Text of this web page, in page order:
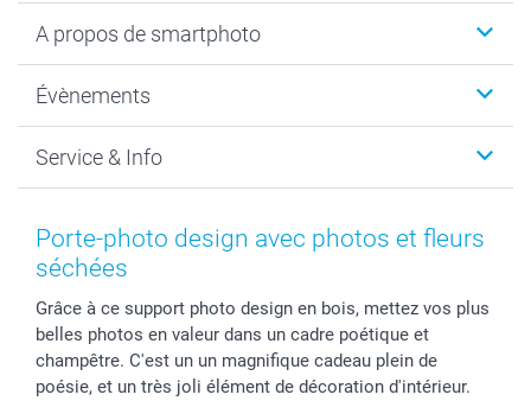
Cadeaux photo
MyNameBook
Développement photo & Tirage photo
Cadres photo & accessoires déco
Calendrier photos & Agendas photo
Chèque Cadeau
A propos de smartphoto
Durabilité
Gestion des cookies
Mentions Légales
Presse
Investor Relations
B2B smartbusiness
Droit de rétractation
Évènements
Nouvel An
Fête des Mères
Fête des Pères
Mariage
Fête d'anniversaire
Collection naissance
Service & Info
Tarifs et frais de livraison
Livraison
Modes de Paiement
Identifiez-vous
Plan du site
Porte-photo design avec photos et fleurs
séchées
Grâce à ce support photo design en bois, mettez vos plus
belles photos en valeur dans un cadre poétique et
champêtre. C'est un un magnifique cadeau plein de
poésie, et un très joli élément de décoration d'intérieur.